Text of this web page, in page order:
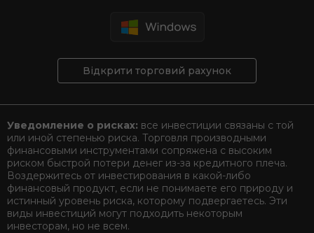
Відкрити торговий рахунок
Уведомление о рисках: все инвестиции связаны с той
или иной степенью риска. Торговля производными
финансовыми инструментами сопряжена с высоким
риском быстрой потери денег из-за кредитного плеча.
Воздержитесь от инвестирования в какой-либо
финансовый продукт, если не понимаете его природу и
истинный уровень риска, которому подвергаетесь. Эти
виды инвестиций могут подходить некоторым
инвесторам, но не всем.